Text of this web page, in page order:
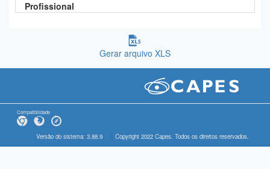
Profissional
Gerar arquivo XLS
Compatibilidade
Versão do sistema: 3.88.9 Copyright 2022 Capes. Todos os direitos reservados.